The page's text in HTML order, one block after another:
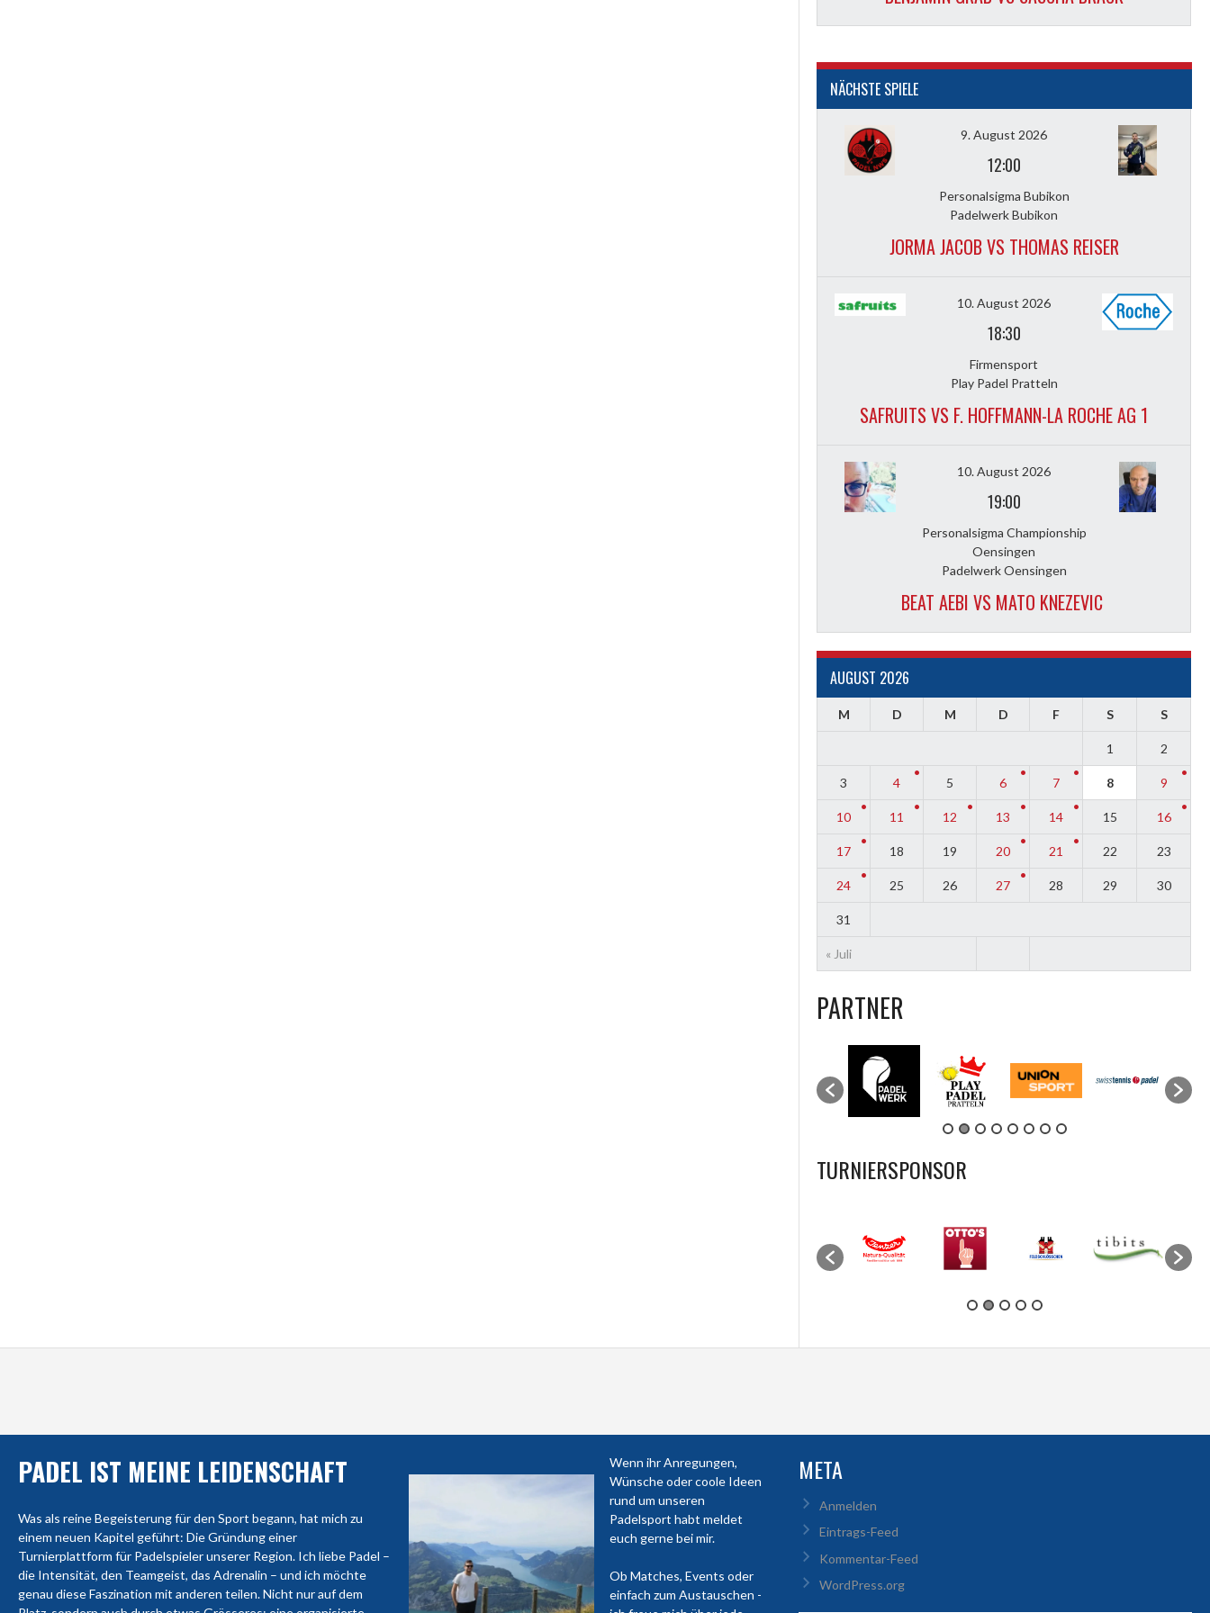
NÄCHSTE SPIELE
9. August 2026
12:00
Personalsigma Bubikon
Padelwerk Bubikon
JORMA JACOB VS THOMAS REISER
10. August 2026
18:30
Firmensport
Play Padel Pratteln
SAFRUITS VS F. HOFFMANN-LA ROCHE AG 1
10. August 2026
19:00
Personalsigma Championship
Oensingen
Padelwerk Oensingen
BEAT AEBI VS MATO KNEZEVIC
AUGUST 2026
M D M D F S S
« Juli
1 2
3 4 5 6 7 8 9
10 11 12 13 14 15 16
17 18 19 20 21 22 23
24 25 26 27 28 29 30
31
PARTNER
TURNIERSPONSOR
PADEL IST MEINE LEIDENSCHAFT
Was als reine Begeisterung für den Sport begann, hat mich zu
einem neuen Kapitel geführt: Die Gründung einer
Turnierplattform für Padelspieler unserer Region. Ich liebe Padel –
die Intensität, den Teamgeist, das Adrenalin – und ich möchte
genau diese Faszination mit anderen teilen. Nicht nur auf dem
Wenn ihr Anregungen,
Wünsche oder coole Ideen
rund um unseren
Padelsport habt meldet
euch gerne bei mir.
Ob Matches, Events oder
einfach zum Austauschen -
META
Anmelden
Eintrags-Feed
Kommentar-Feed
WordPress.org